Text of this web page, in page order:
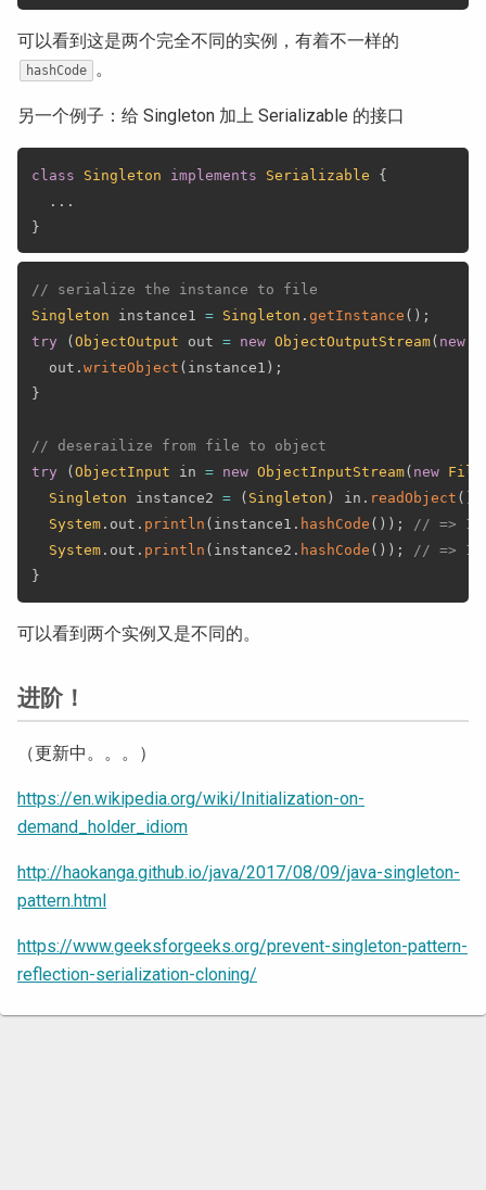
可以看到这是两个完全不同的实例，有着不一样的
hashCode 。
另一个例子：给 Singleton 加上 Serializable 的接口
class Singleton implements Serializable
{
. . .
}
// serialize the instance to file
Singleton instance1 = Singleton . getInstance ( ) ;
try
( ObjectOutput out = new ObjectOutputStream( new
  out
. writeObject ( instance1 ) ;
}
// deserailize from file to object
try
( ObjectInput in = new ObjectInputStream( new
Singleton instance2 = ( Singleton ) in . readObject (
System. out . println ( instance1 . hashCode ( ) ) ;
// =>
System. out . println ( instance2 . hashCode ( ) ) ;
// =>
}
可以看到两个实例又是不同的。
进阶！
（更新中。。。）
https://en.wikipedia.org/wiki/Initialization-on-
demand_holder_idiom
http://haokanga.github.io/java/2017/08/09/java-singleton-
pattern.html
https://www.geeksforgeeks.org/prevent-singleton-pattern-
reflection-serialization-cloning/